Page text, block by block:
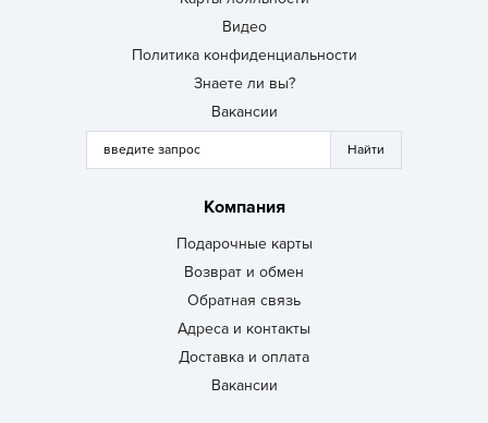
Видео
Политика конфиденциальности
Знаете ли вы?
Вакансии
Компания
Подарочные карты
Возврат и обмен
Обратная связь
Адреса и контакты
Доставка и оплата
Вакансии